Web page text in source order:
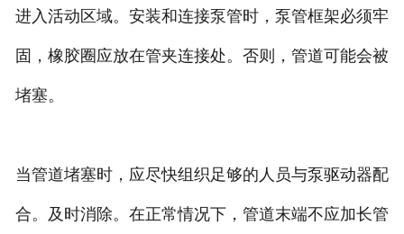
进入活动区域。安装和连接泵管时，泵管框架必须牢
固，橡胶圈应放在管夹连接处。否则，管道可能会被
堵塞。
当管道堵塞时，应尽快组织足够的人员与泵驱动器配
合。及时消除。在正常情况下，管道末端不应加长管